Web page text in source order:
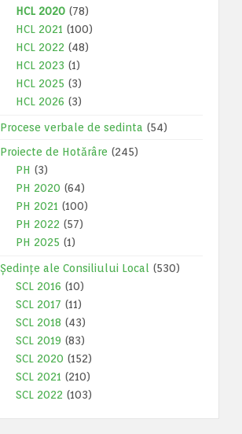
HCL 2020(78)
HCL 2021 (100)
HCL 2022 (48)
HCL 2023 (1)
HCL 2025 (3)
HCL 2026 (3)
Procese verbale de sedinta (54)
Proiecte de Hotărâre (245)
PH (3)
PH 2020 (64)
PH 2021 (100)
PH 2022 (57)
PH 2025 (1)
Ședințe ale Consiliului Local
(530)
SCL 2016 (10)
SCL 2017 (11)
SCL 2018 (43)
SCL 2019 (83)
SCL 2020 (152)
SCL 2021 (210)
SCL 2022 (103)